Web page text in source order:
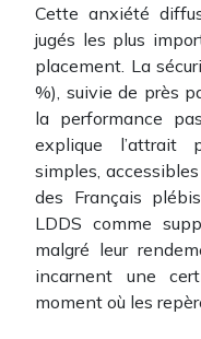
Cette anxiété
jugés les plus
placement. La
%), suivie de près
la performance
explique l’attrait
simples,
des Français
LDDS comme
malgré leur
incarnent une
moment où les